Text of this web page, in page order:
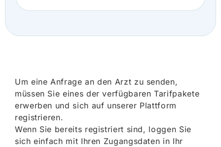
Um eine Anfrage an den Arzt zu senden,
müssen Sie eines der verfügbaren Tarifpakete
erwerben und sich auf unserer Plattform
registrieren.
Wenn Sie bereits registriert sind, loggen Sie
sich einfach mit Ihren Zugangsdaten in Ihr